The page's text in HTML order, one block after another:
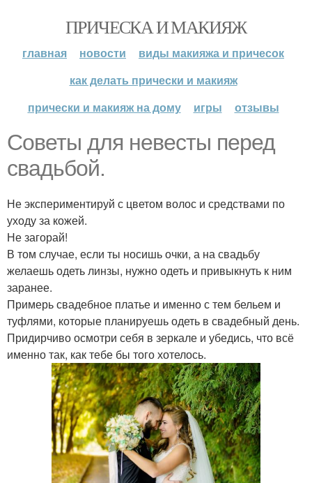
ПРИЧЕСКА И МАКИЯЖ
главная новости
виды макияжа и причесок
как делать прически и макияж
прически и макияж на дому
игры отзывы
Советы для невесты перед
свадьбой.
Не экспериментируй с цветом волос и средствами по
уходу за кожей.
Не загорай!
В том случае, если ты носишь очки, а на свадьбу
желаешь одеть линзы, нужно одеть и привыкнуть к ним
заранее.
Примерь свадебное платье и именно с тем бельем и
туфлями, которые планируешь одеть в свадебный день.
Придирчиво осмотри себя в зеркале и убедись, что всё
именно так, как тебе бы того хотелось.